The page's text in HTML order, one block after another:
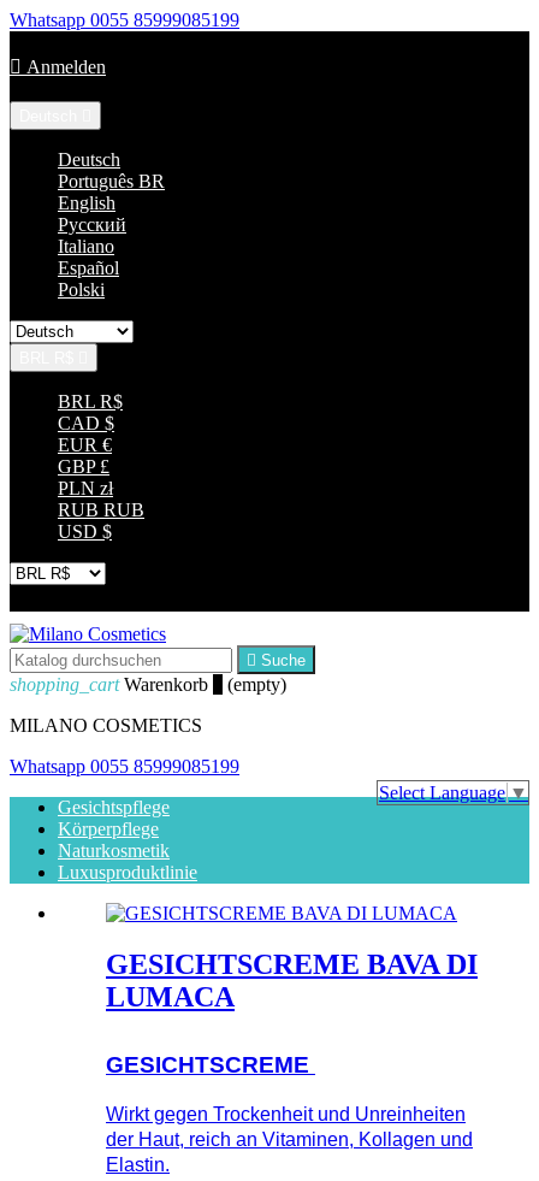
Whatsapp 0055 85999085199
 Anmelden
Deutsch
Português BR
English
Русский
Italiano
Español
Polski
BRL R$
CAD $
EUR €
GBP £
PLN zł
RUB RUB
USD $
 Suche
shopping_cart Warenkorb
(empty)
MILANO COSMETICS
Whatsapp 0055 85999085199
Select Language▼
Gesichtspflege
Körperpflege
Naturkosmetik
Luxusproduktlinie
GESICHTSCREME BAVA DI
LUMACA
GESICHTSCREME
Wirkt gegen Trockenheit und Unreinheiten
der Haut, reich an Vitaminen, Kollagen und
Elastin.